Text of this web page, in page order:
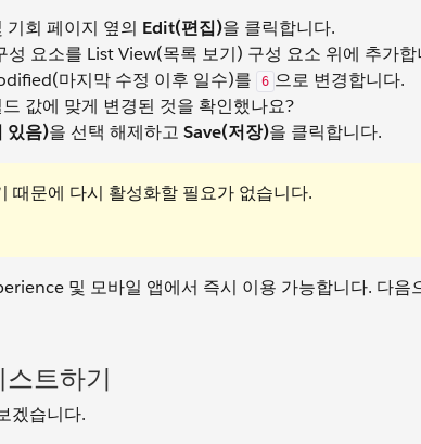
기회 페이지 옆의 Edit(편집)을 클릭합니다.
요소를 List View(목록 보기) 구성 요소 위에 추가합
마지막 수정 이후 일수)를
6 으로 변경합니다.
값에 맞게 변경된 것을 확인했나요?
있음)을 선택 해제하고 Save(저장)을 클릭합니다.
때문에 다시 활성화할 필요가 없습니다.
및 모바일 앱에서 즉시 이용 가능합니다. 다음
트하기
겠습니다.